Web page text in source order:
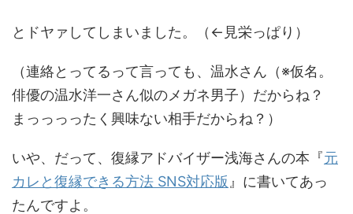
とドヤァしてしまいました。（←見栄っぱり）
（連絡とってるって言っても、温水さん（※仮名。
俳優の温水洋一さん似のメガネ男子）だからね？
まっっっったく興味ない相手だからね？）
いや、だって、復縁アドバイザー浅海さんの本『元
カレと復縁できる方法 SNS対応版 』に書いてあっ
たんですよ。